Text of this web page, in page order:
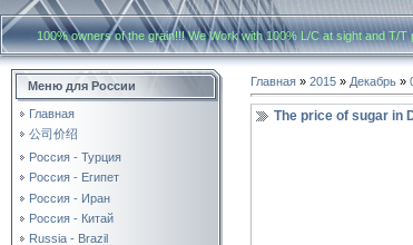
100% owners of the grain!!! We Work with100% L/C at sight and T/T
Меню для России
Главная
公司价绍
Россия - Турция
Россия - Египет
Россия - Иран
Россия - Китай
Russia - Brazil
Главная » 2015 » Декабрь »
The price of sugar in